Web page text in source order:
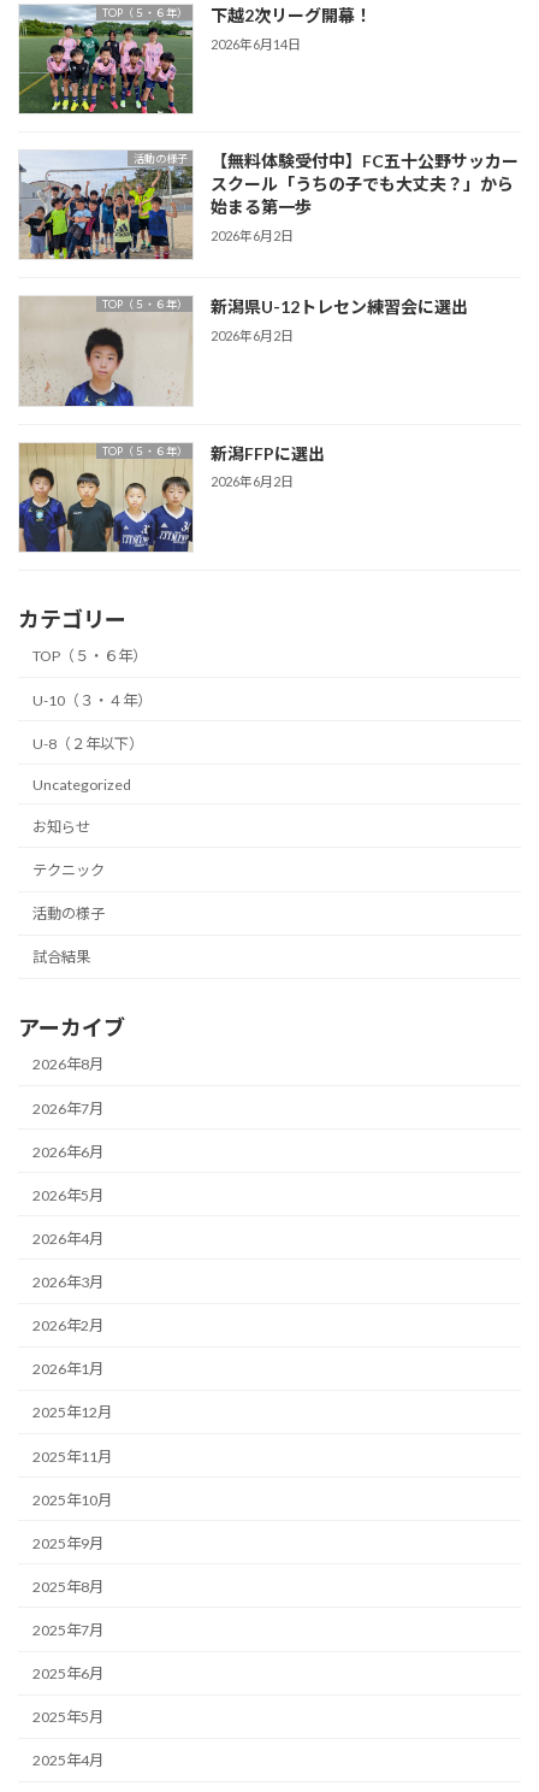
TOP（５・６年） 下越2次リーグ開幕！
2026年6月14日
活動の様子
【無料体験受付中】FC五十公野サッカー
スクール「うちの子でも大丈夫？」から
始まる第一歩
2026年6月2日
TOP（５・６年） 新潟県U-12トレセン練習会に選出
2026年6月2日
TOP（５・６年） 新潟FFPに選出
2026年6月2日
カテゴリー
TOP（５・６年）
U-10（３・４年）
U-8（２年以下）
Uncategorized
お知らせ
テクニック
活動の様子
試合結果
アーカイブ
2026年8月
2026年7月
2026年6月
2026年5月
2026年4月
2026年3月
2026年2月
2026年1月
2025年12月
2025年11月
2025年10月
2025年9月
2025年8月
2025年7月
2025年6月
2025年5月
2025年4月